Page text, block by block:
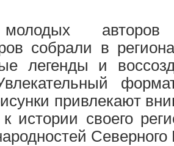
собрали в
легенды и
привлекают
истории своего
Северного